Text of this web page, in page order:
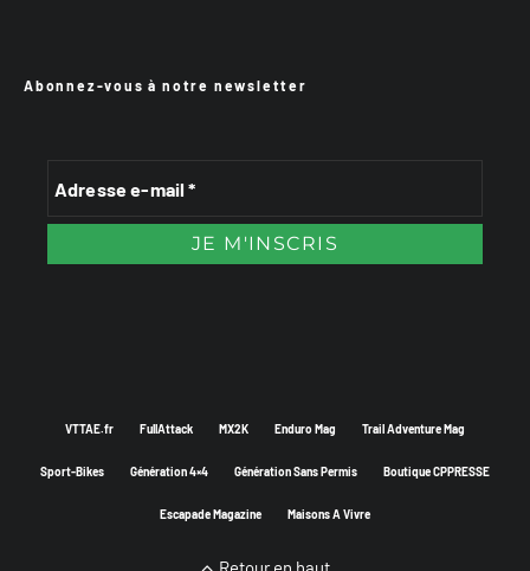
Abonnez-vous à notre newsletter
VTTAE.fr FullAttack MX2K Enduro Mag Trail Adventure Mag
Sport-Bikes Génération 4×4 Génération Sans Permis Boutique CPPRESSE
Escapade Magazine Maisons A Vivre